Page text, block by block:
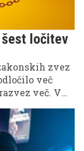
šest ločitev
zvez
več
več. V